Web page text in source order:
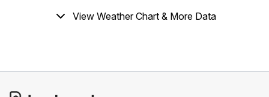
View Weather Chart & More Data